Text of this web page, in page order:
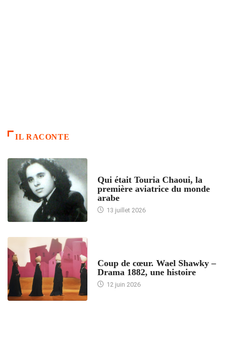
IL RACONTE
Qui était Touria Chaoui, la
première aviatrice du monde
arabe
13 juillet 2026
Coup de cœur. Wael Shawky –
Drama 1882, une histoire
12 juin 2026